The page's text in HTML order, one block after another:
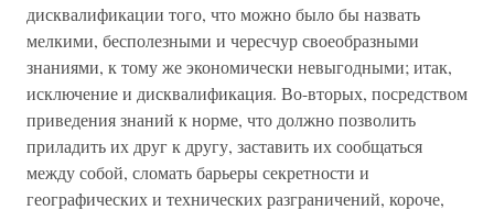
дисквалификации того, что можно было бы назвать
мелкими, бесполезными и чересчур своеобразными
знаниями, к тому же экономически невыгодными; итак,
исключение и дисквалификация. Во-вторых, посредством
приведения знаний к норме, что должно позволить
приладить их друг к другу, заставить их сообщаться
между собой, сломать барьеры секретности и
географических и технических разграничений, короче,